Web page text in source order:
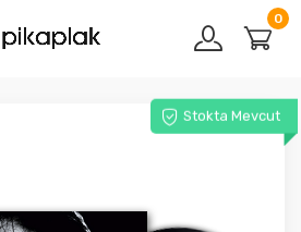
0
Stokta Mevcut